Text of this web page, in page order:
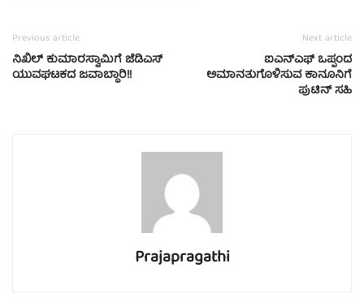
Previous article
ನಿಖಿಲ್ ಕುಮಾರಸ್ವಾಮಿಗೆ ಜೆಡಿಎಸ್
ಯುವಘಟಕದ ಜವಾಬ್ಧಾರಿ!!
Next article
ಐಎನ್‌ಎಫ್ ಒಪ್ಪಂದ
ಅಮಾನತುಗೊಳಿಸುವ ಕಾನೂನಿಗೆ
ಪುಟಿನ್ ಸಹಿ
Prajapragathi